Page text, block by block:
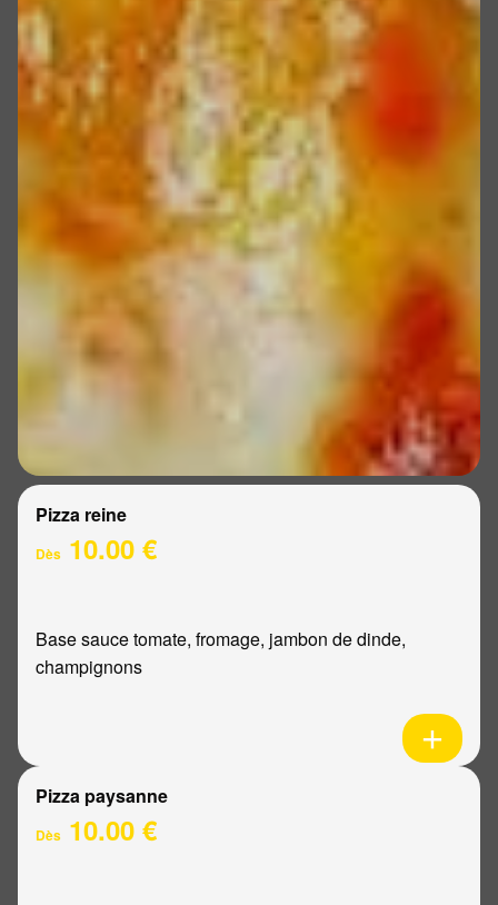
Pizza reine
Dès 10.00 €
Base sauce tomate, fromage, jambon de dinde,
champignons
Pizza paysanne
Dès 10.00 €